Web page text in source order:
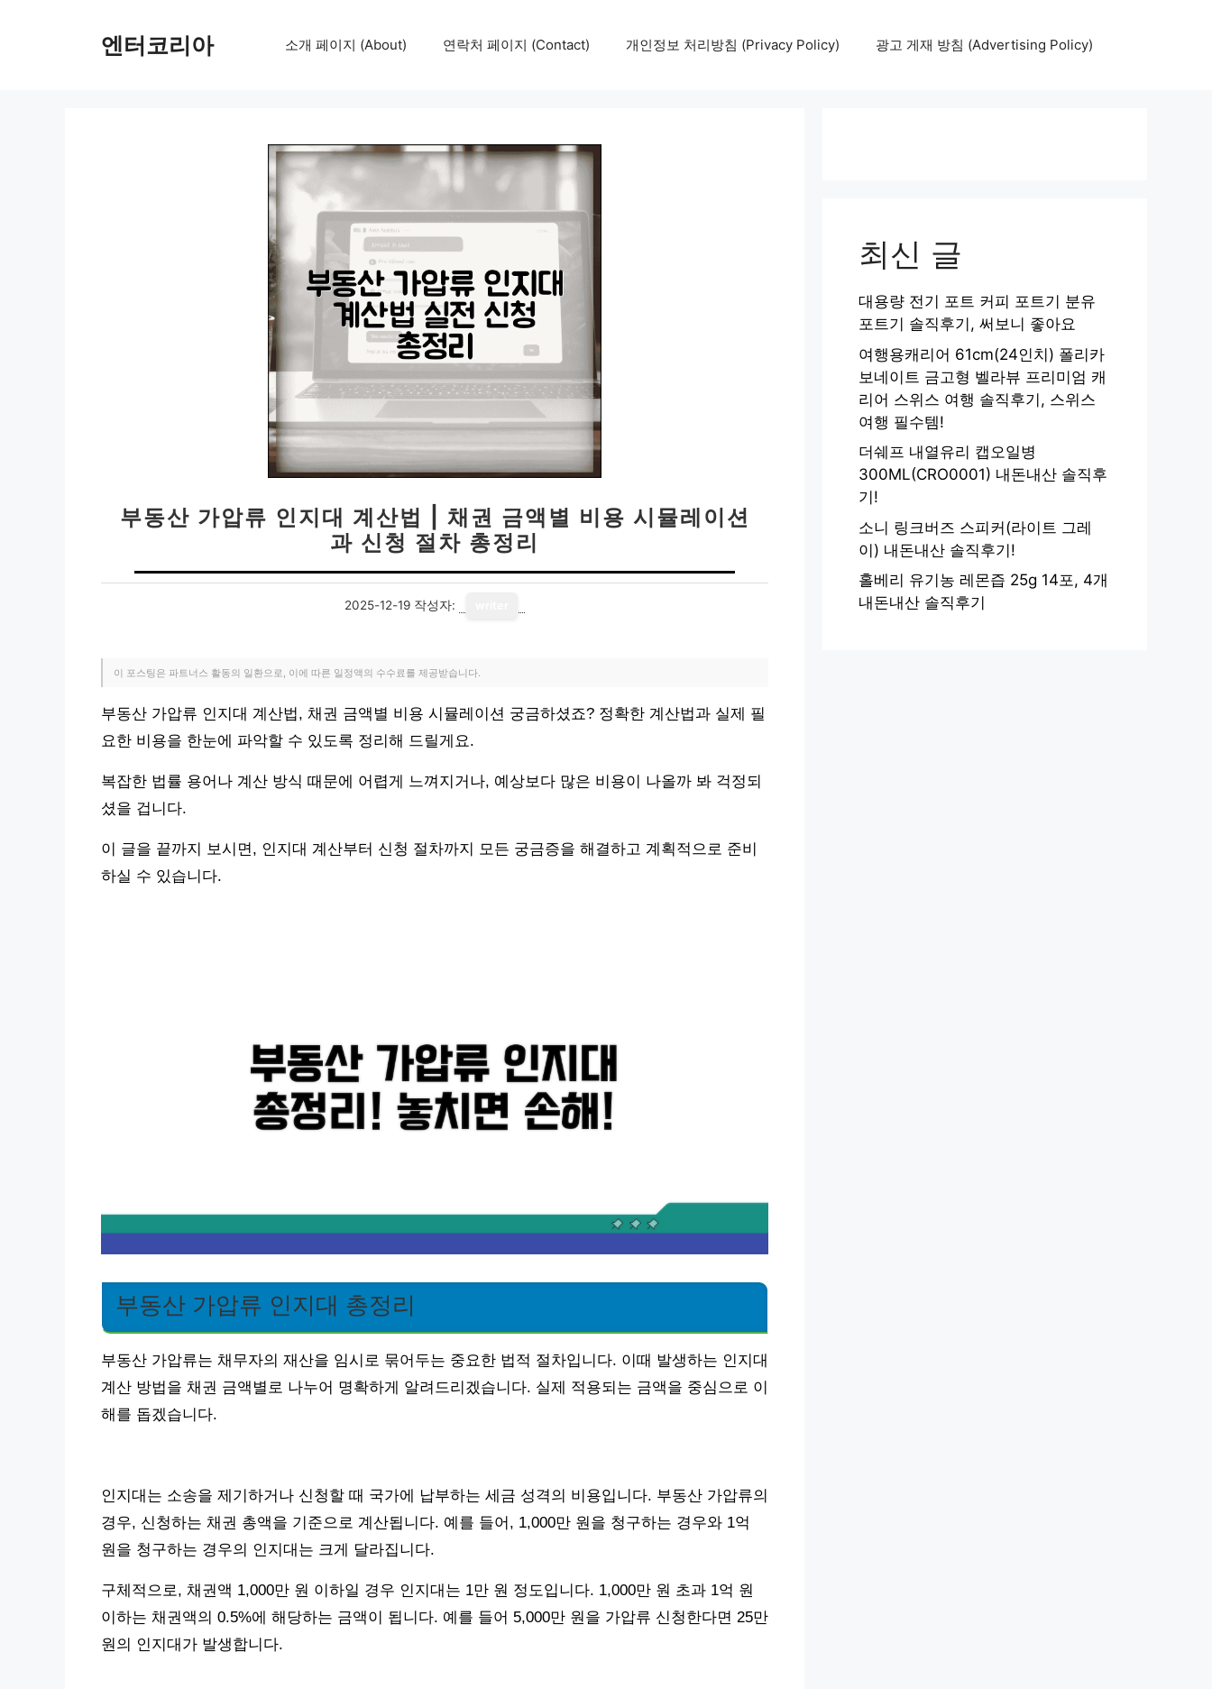
엔터코리아 소개 페이지 (About) 연락처 페이지 (Contact) 개인정보 처리방침 (Privacy Policy) 광고 게재 방침 (Advertising Policy)
부동산 가압류 인지대 계산법 | 채권 금액별 비용 시뮬레이션
과 신청 절차 총정리
2025-12-19 작성자:
이 포스팅은 파트너스 활동의 일환으로, 이에 따른 일정액의 수수료를 제공받습니다.
부동산 가압류 인지대 계산법, 채권 금액별 비용 시뮬레이션 궁금하셨죠? 정확한 계산법과 실제 필
요한 비용을 한눈에 파악할 수 있도록 정리해 드릴게요.
복잡한 법률 용어나 계산 방식 때문에 어렵게 느껴지거나, 예상보다 많은 비용이 나올까 봐 걱정되
셨을 겁니다.
이 글을 끝까지 보시면, 인지대 계산부터 신청 절차까지 모든 궁금증을 해결하고 계획적으로 준비
하실 수 있습니다.
부동산 가압류 인지대 총정리
부동산 가압류는 채무자의 재산을 임시로 묶어두는 중요한 법적 절차입니다. 이때 발생하는 인지대
계산 방법을 채권 금액별로 나누어 명확하게 알려드리겠습니다. 실제 적용되는 금액을 중심으로 이
해를 돕겠습니다.
인지대는 소송을 제기하거나 신청할 때 국가에 납부하는 세금 성격의 비용입니다. 부동산 가압류의
경우, 신청하는 채권 총액을 기준으로 계산됩니다. 예를 들어, 1,000만 원을 청구하는 경우와 1억
원을 청구하는 경우의 인지대는 크게 달라집니다.
구체적으로, 채권액 1,000만 원 이하일 경우 인지대는 1만 원 정도입니다. 1,000만 원 초과 1억 원
이하는 채권액의 0.5%에 해당하는 금액이 됩니다. 예를 들어 5,000만 원을 가압류 신청한다면 25만
원의 인지대가 발생합니다.
최신 글
대용량 전기 포트 커피 포트기 분유
포트기 솔직후기, 써보니 좋아요
여행용캐리어 61cm(24인치) 폴리카
보네이트 금고형 벨라뷰 프리미엄 캐
리어 스위스 여행 솔직후기, 스위스
여행 필수템!
더쉐프 내열유리 캡오일병
300ML(CRO0001) 내돈내산 솔직후
기!
소니 링크버즈 스피커(라이트 그레
이) 내돈내산 솔직후기!
홀베리 유기농 레몬즙 25g 14포, 4개
내돈내산 솔직후기